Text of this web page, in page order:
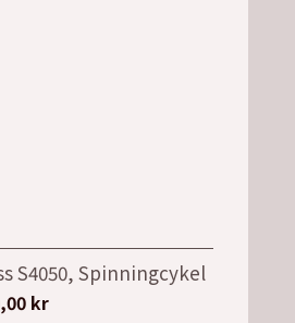
S4050, Spinningcykel
kr